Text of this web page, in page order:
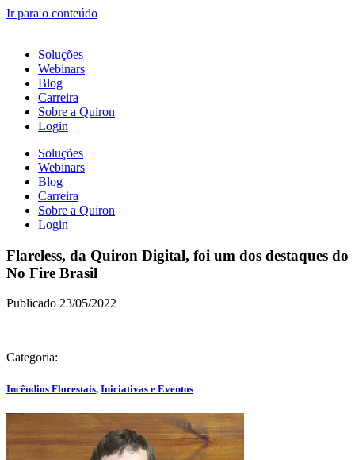
Ir para o conteúdo
Soluções
Webinars
Blog
Carreira
Sobre a Quiron
Login
Soluções
Webinars
Blog
Carreira
Sobre a Quiron
Login
Flareless, da Quiron Digital, foi um dos destaques do
No Fire Brasil
Publicado 23/05/2022
Categoria:
Incêndios Florestais, Iniciativas e Eventos